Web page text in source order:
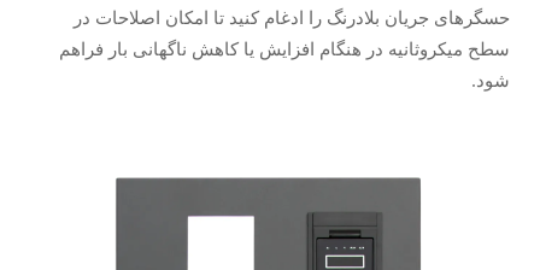
حسگرهای جریان بلادرنگ را ادغام کنید تا امکان اصلاحات در
سطح میکروثانیه در هنگام افزایش یا کاهش ناگهانی بار فراهم
شود.